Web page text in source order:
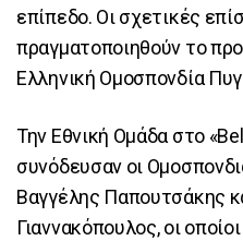
επίπεδο. Οι σχετικές
πραγματοποιηθούν το
Ελληνική Ομοσπονδία
Την Εθνική Ομάδα στο
συνόδευσαν οι
Βαγγέλης Παπουτσάκης
Γιαννακόπουλος, οι